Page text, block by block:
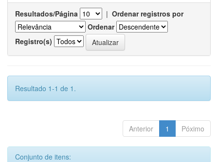
Resultados/Página | Ordenar registros por
Ordenar
Registro(s)
Resultado 1-1 de 1.
Anterior 1 Póximo
Conjunto de itens: